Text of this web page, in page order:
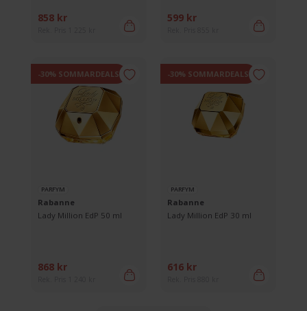
858 kr 599 kr
-30% SOMMARDEALS
PARFYM
Rabanne
Lady Million EdP 50 ml
868 kr
-30% SOMMARDEALS
PARFYM
Rabanne
Lady Million EdP 30 ml
616 kr